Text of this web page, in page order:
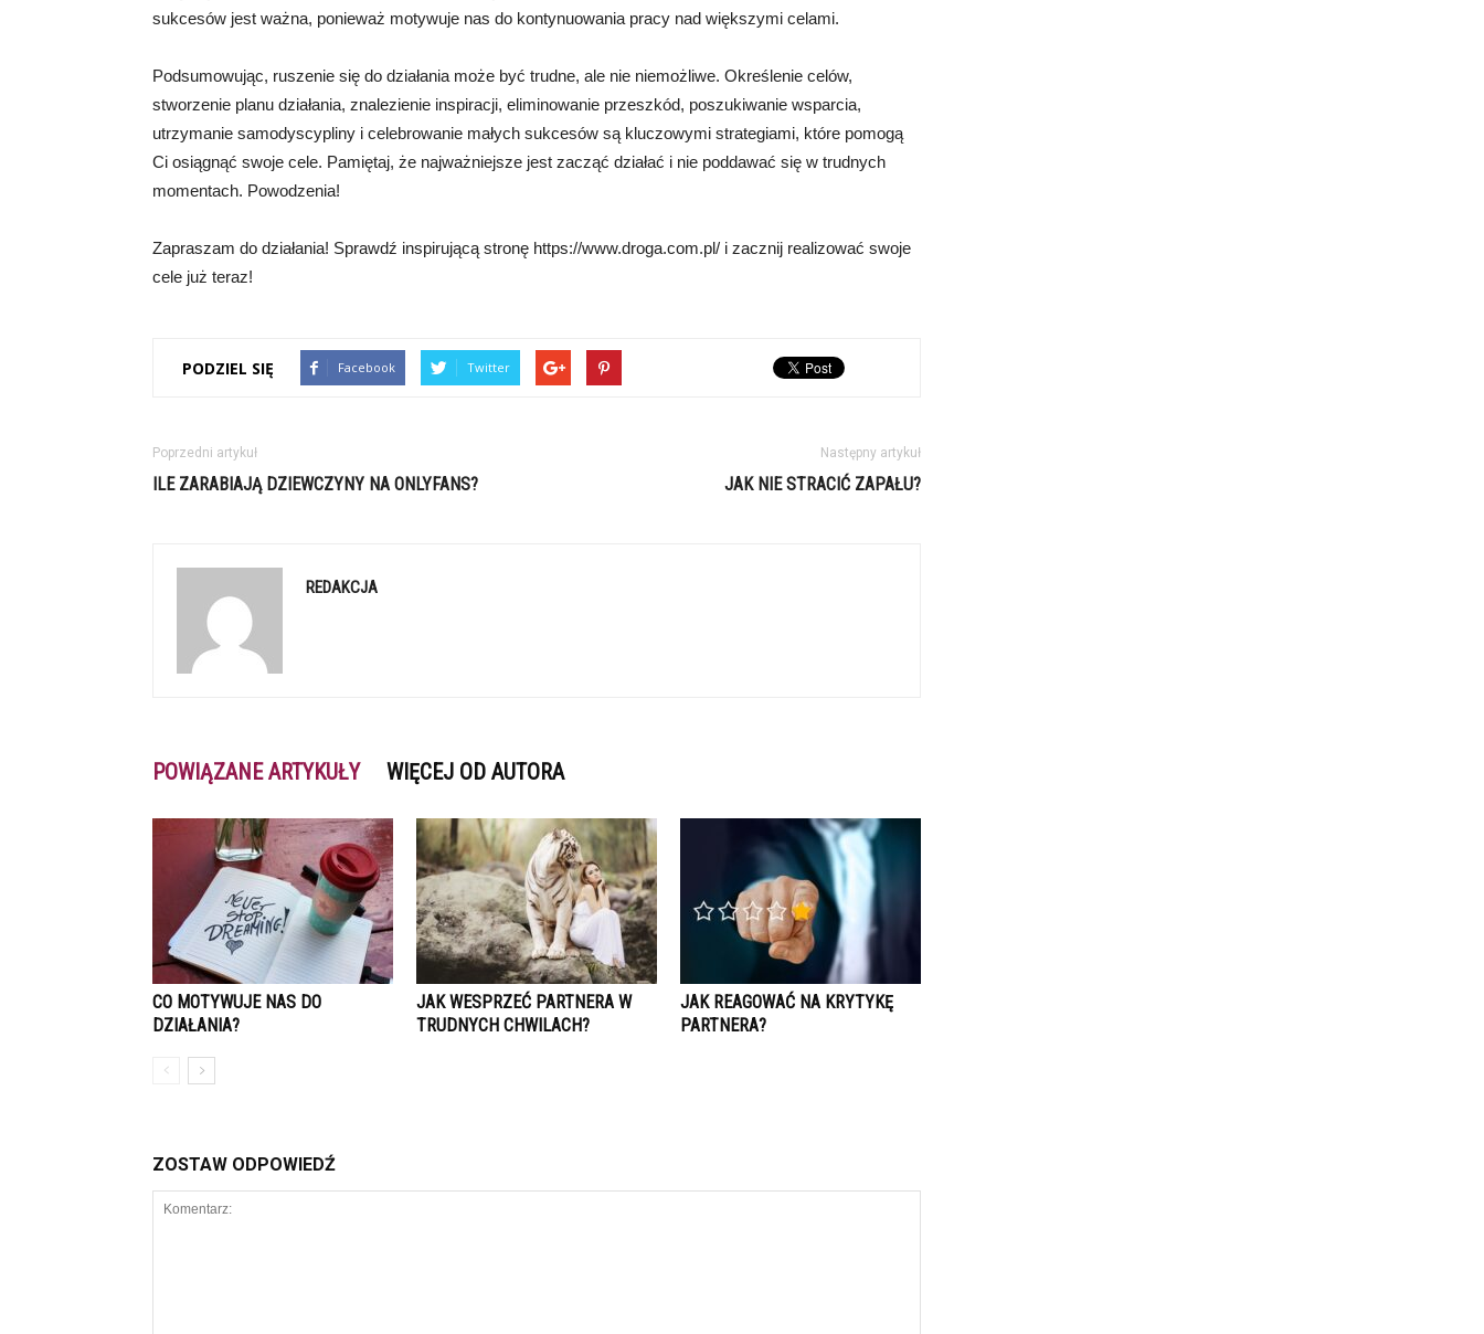
sukcesów jest ważna, ponieważ motywuje nas do kontynuowania pracy nad większymi celami.
Podsumowując, ruszenie się do działania może być trudne, ale nie niemożliwe. Określenie celów,
stworzenie planu działania, znalezienie inspiracji, eliminowanie przeszkód, poszukiwanie wsparcia,
utrzymanie samodyscypliny i celebrowanie małych sukcesów są kluczowymi strategiami, które pomogą
Ci osiągnąć swoje cele. Pamiętaj, że najważniejsze jest zacząć działać i nie poddawać się w trudnych
momentach. Powodzenia!
Zapraszam do działania! Sprawdź inspirującą stronę https://www.droga.com.pl/ i zacznij realizować swoje
cele już teraz!
PODZIEL SIĘ Facebook Twitter
Poprzedni artykuł
ILE ZARABIAJĄ DZIEWCZYNY NA ONLYFANS?
Następny artykuł
JAK NIE STRACIĆ ZAPAŁU?
REDAKCJA
POWIĄZANE ARTYKUŁY WIĘCEJ OD AUTORA
CO MOTYWUJE NAS DO
DZIAŁANIA?
JAK WESPRZEĆ PARTNERA W
TRUDNYCH CHWILACH?
JAK REAGOWAĆ NA KRYTYKĘ
PARTNERA?
ZOSTAW ODPOWIEDŹ